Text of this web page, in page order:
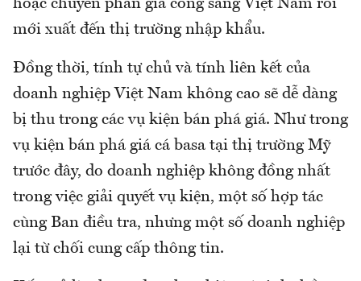
hoặc chuyển phần gia công sang Việt Nam rồi
mới xuất đến thị trường nhập khẩu.
Đồng thời, tính tự chủ và tính liên kết của
doanh nghiệp Việt Nam không cao sẽ dễ dàng
bị thu trong các vụ kiện bán phá giá. Như trong
vụ kiện bán phá giá cá basa tại thị trường Mỹ
trước đây, do doanh nghiệp không đồng nhất
trong việc giải quyết vụ kiện, một số hợp tác
cùng Ban điều tra, nhưng một số doanh nghiệp
lại từ chối cung cấp thông tin.